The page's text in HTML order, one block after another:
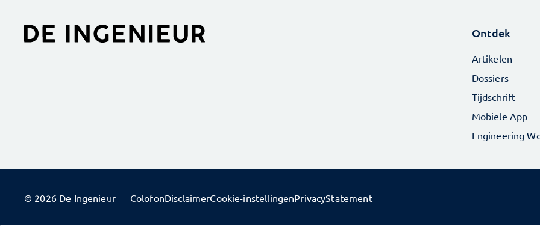
Ontdek
Artikelen
Dossiers
Tijdschrift
Mobiele App
Engineering
© 2026 De Ingenieur ColofonDisclaimerCookie-instellingenPrivacyStatement